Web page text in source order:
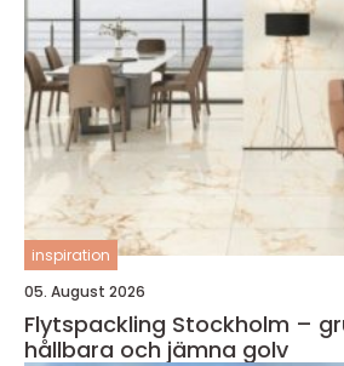
inspiration
05. August 2026
Flytspackling Stockholm –
hållbara och jämna golv